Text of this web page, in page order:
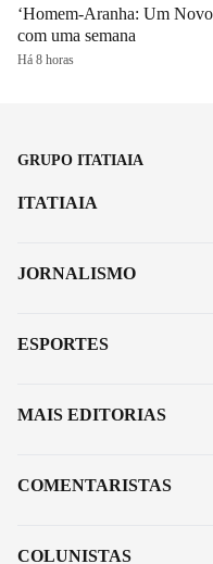
‘Homem-Aranha: Um
com uma semana
Há 8 horas
GRUPO ITATIAIA
ITATIAIA
JORNALISMO
ESPORTES
MAIS EDITORIAS
COMENTARISTAS
COLUNISTAS